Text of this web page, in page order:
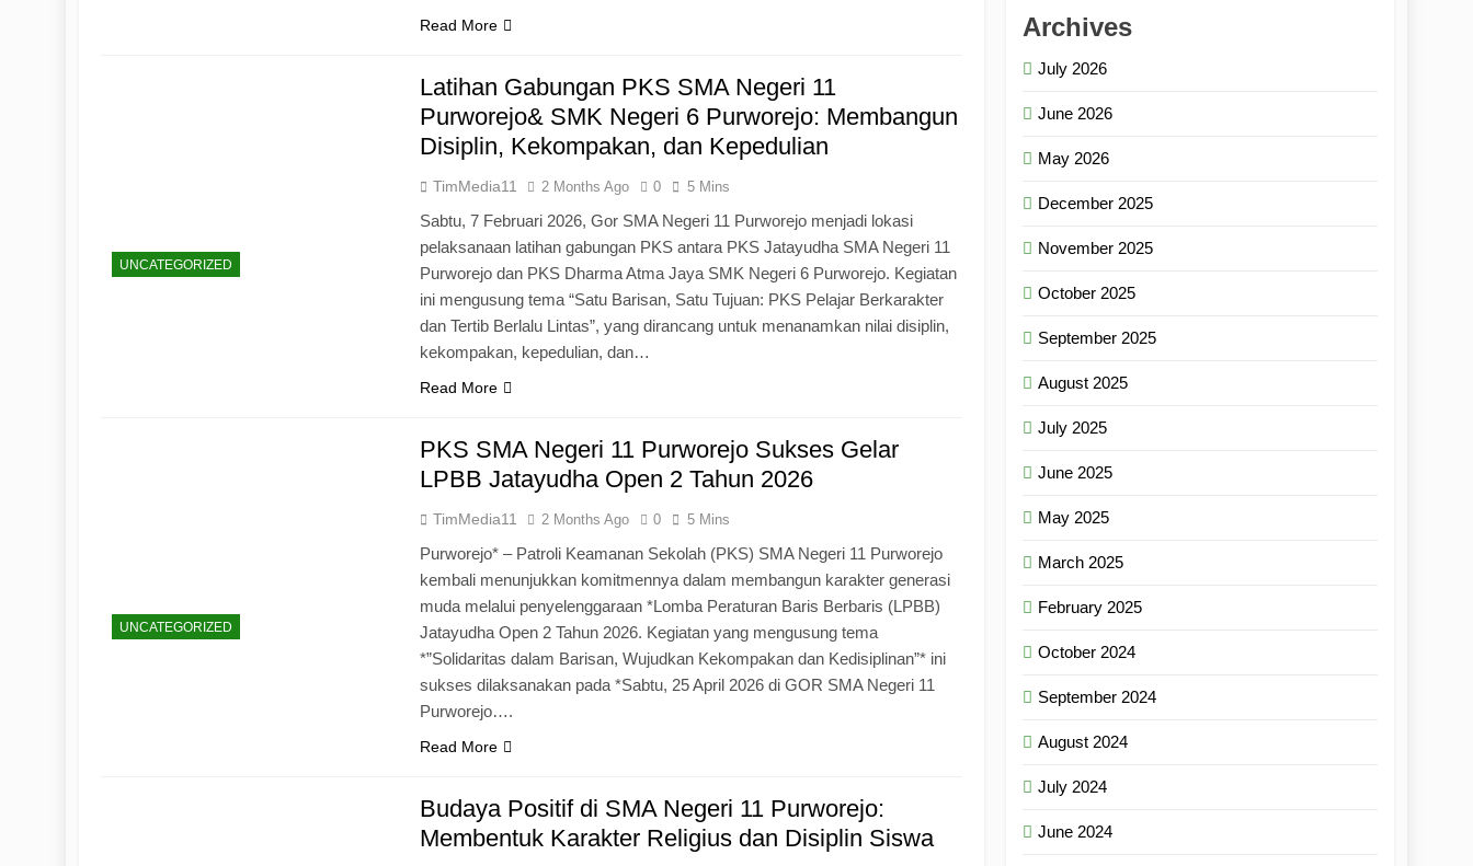
Read More
UNCATEGORIZED
Latihan Gabungan PKS SMA Negeri 11
Purworejo& SMK Negeri 6 Purworejo: Membangun
Disiplin, Kekompakan, dan Kepedulian
TimMedia11 2 Months Ago 0 5 Mins
Sabtu, 7 Februari 2026, Gor SMA Negeri 11 Purworejo menjadi lokasi
pelaksanaan latihan gabungan PKS antara PKS Jatayudha SMA Negeri 11
Purworejo dan PKS Dharma Atma Jaya SMK Negeri 6 Purworejo. Kegiatan
ini mengusung tema “Satu Barisan, Satu Tujuan: PKS Pelajar Berkarakter
dan Tertib Berlalu Lintas”, yang dirancang untuk menanamkan nilai disiplin,
kekompakan, kepedulian, dan…
Read More
UNCATEGORIZED
PKS SMA Negeri 11 Purworejo Sukses Gelar
LPBB Jatayudha Open 2 Tahun 2026
TimMedia11 2 Months Ago 0 5 Mins
Purworejo* – Patroli Keamanan Sekolah (PKS) SMA Negeri 11 Purworejo
kembali menunjukkan komitmennya dalam membangun karakter generasi
muda melalui penyelenggaraan *Lomba Peraturan Baris Berbaris (LPBB)
Jatayudha Open 2 Tahun 2026. Kegiatan yang mengusung tema
*”Solidaritas dalam Barisan, Wujudkan Kekompakan dan Kedisiplinan”* ini
sukses dilaksanakan pada *Sabtu, 25 April 2026 di GOR SMA Negeri 11
Purworejo….
Read More
Budaya Positif di SMA Negeri 11 Purworejo:
Membentuk Karakter Religius dan Disiplin Siswa
Archives
July 2026
June 2026
May 2026
December 2025
November 2025
October 2025
September 2025
August 2025
July 2025
June 2025
May 2025
March 2025
February 2025
October 2024
September 2024
August 2024
July 2024
June 2024